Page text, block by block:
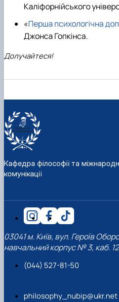
Каліфорнійського
«Перша психологічна
Джонса Гопкінса.
Долучайтеся!
Кафедра філософії та
комунікації
03041 м. Київ, вул. Героїв
навчальний корпус № 3, каб.
(044) 527-81-50
philosophy_nubip@ukr.net